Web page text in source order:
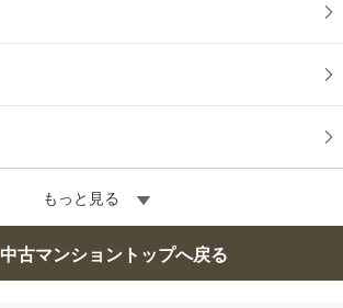
もっと見る
中古マンショントップへ戻る